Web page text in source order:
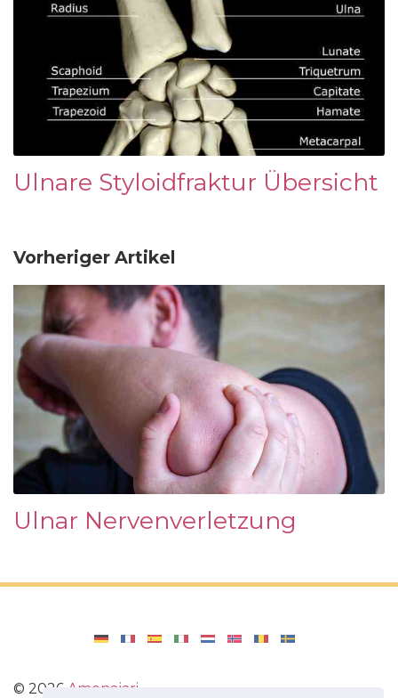
Ulnare Styloidfraktur Übersicht
Vorheriger Artikel
Ulnar Nervenverletzung
© 2026 Amenajari